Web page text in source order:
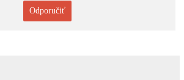
Odporučiť